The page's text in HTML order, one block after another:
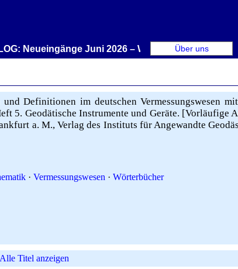
Über uns
Neueingänge Juni 2026 – Wir stellen aus:
Definitionen im deutschen Vermessungswesen
5. Geodätische Instrumente und Geräte. [Vorläufige
a. M., Verlag des Instituts für Angewandte
· Vermessungswesen · Wörterbücher
Alle Titel anzeigen